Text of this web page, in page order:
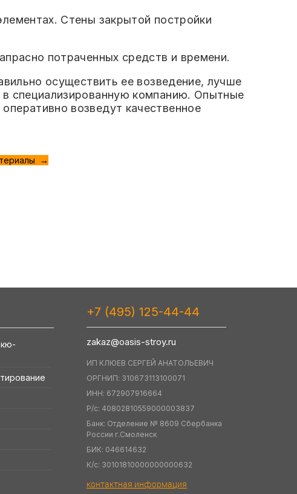
Стены закрытой постройки
потраченных средств и времени.
осуществить ее возведение, лучше
специализированную компанию. Опытные
возведут качественное
→
+7 (495) 125-44-44
zakaz@oasis-stroy.ru
ИП КЛЮЕВ СЕРГЕЙ АНАТОЛЬЕВИЧ
ОРГНИП: 310673113100071
ИНН: 672907916664
Р/с: 40802810559000003837
Банк: Отделение № 8609 Сбербанка
России г.Смоленск
БИК: 046614632
К/c: 30101810000000000632
контактная информация